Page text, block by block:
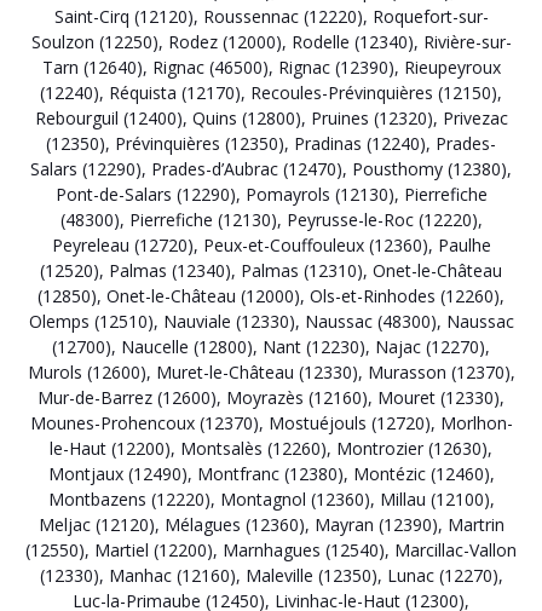
Saint-Cirq (12120), Roussennac (12220), Roquefort-sur-
Soulzon (12250), Rodez (12000), Rodelle (12340), Rivière-sur-
Tarn (12640), Rignac (46500), Rignac (12390), Rieupeyroux
(12240), Réquista (12170), Recoules-Prévinquières (12150),
Rebourguil (12400), Quins (12800), Pruines (12320), Privezac
(12350), Prévinquières (12350), Pradinas (12240), Prades-
Salars (12290), Prades-d’Aubrac (12470), Pousthomy (12380),
Pont-de-Salars (12290), Pomayrols (12130), Pierrefiche
(48300), Pierrefiche (12130), Peyrusse-le-Roc (12220),
Peyreleau (12720), Peux-et-Couffouleux (12360), Paulhe
(12520), Palmas (12340), Palmas (12310), Onet-le-Château
(12850), Onet-le-Château (12000), Ols-et-Rinhodes (12260),
Olemps (12510), Nauviale (12330), Naussac (48300), Naussac
(12700), Naucelle (12800), Nant (12230), Najac (12270),
Murols (12600), Muret-le-Château (12330), Murasson (12370),
Mur-de-Barrez (12600), Moyrazès (12160), Mouret (12330),
Mounes-Prohencoux (12370), Mostuéjouls (12720), Morlhon-
le-Haut (12200), Montsalès (12260), Montrozier (12630),
Montjaux (12490), Montfranc (12380), Montézic (12460),
Montbazens (12220), Montagnol (12360), Millau (12100),
Meljac (12120), Mélagues (12360), Mayran (12390), Martrin
(12550), Martiel (12200), Marnhagues (12540), Marcillac-Vallon
(12330), Manhac (12160), Maleville (12350), Lunac (12270),
Luc-la-Primaube (12450), Livinhac-le-Haut (12300),